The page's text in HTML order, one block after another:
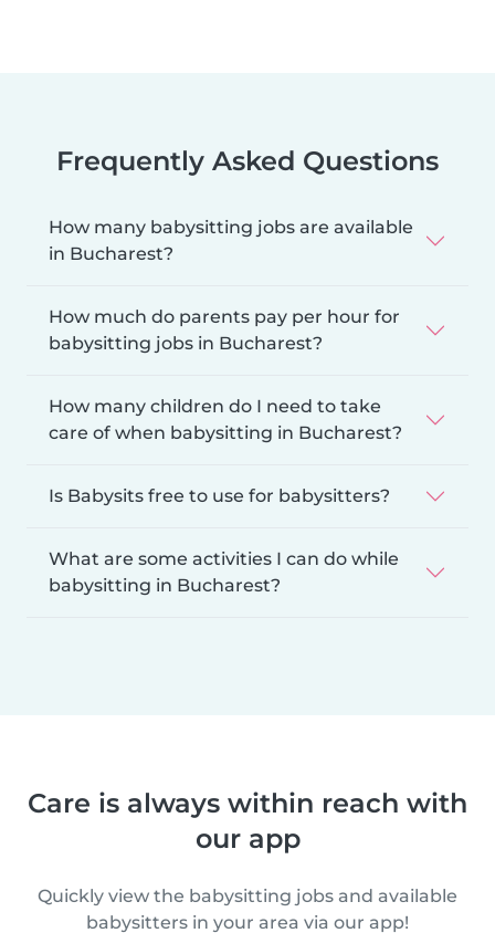
Frequently Asked Questions
How many babysitting jobs are available
in Bucharest?
How much do parents pay per hour for
babysitting jobs in Bucharest?
How many children do I need to take
care of when babysitting in Bucharest?
Is Babysits free to use for babysitters?
What are some activities I can do while
babysitting in Bucharest?
Care is always within reach with
our app
Quickly view the babysitting jobs and available
babysitters in your area via our app!